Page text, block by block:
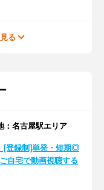
る
名古屋駅エリア
[登録制]単発・短期◎
自宅で動画視聴する